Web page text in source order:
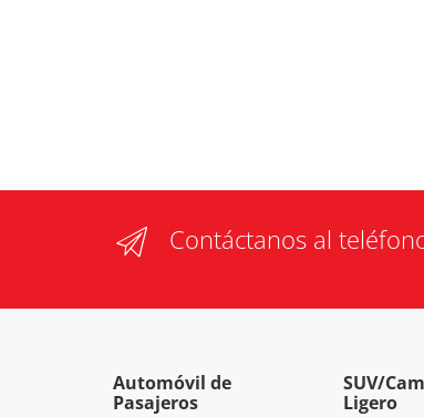
Contáctanos al
Automóvil de
Pasajeros
SUV/
Ligero